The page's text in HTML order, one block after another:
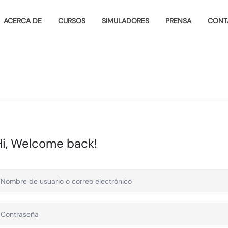
ACERCA DE CURSOS SIMULADORES PRENSA
Welcome back!